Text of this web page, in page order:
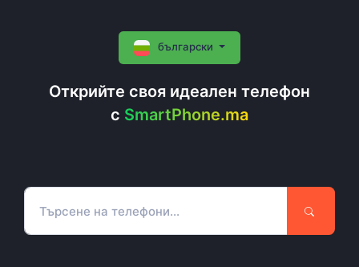
Открийте своя идеален телефон
c SmartPhone.ma
български